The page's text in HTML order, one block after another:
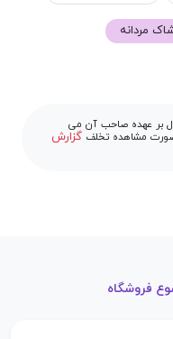
مردانه
بر عهده صاحب آن می
صورت مشاهده تخلف گزارش
فروشگاه